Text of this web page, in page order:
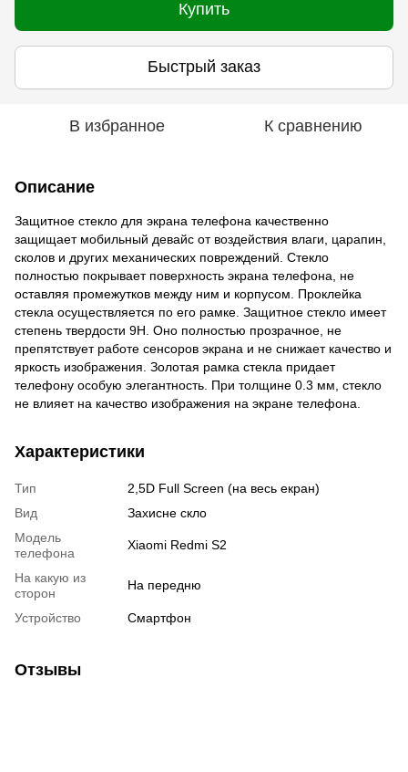
Купить
Быстрый заказ
В избранное К сравнению
Описание
Защитное стекло для экрана телефона качественно
защищает мобильный девайс от воздействия влаги, царапин,
сколов и других механических повреждений. Стекло
полностью покрывает поверхность экрана телефона, не
оставляя промежутков между ним и корпусом. Проклейка
стекла осуществляется по его рамке. Защитное стекло имеет
степень твердости 9Н. Оно полностью прозрачное, не
препятствует работе сенсоров экрана и не снижает качество и
яркость изображения. Золотая рамка стекла придает
телефону особую элегантность. При толщине 0.3 мм, стекло
не влияет на качество изображения на экране телефона.
Характеристики
Тип
2,5D Full Screen (на весь екран)
Вид
Захисне скло
Модель
телефона
Xiaomi Redmi S2
На какую из
сторон
На передню
Устройство Смартфон
Отзывы